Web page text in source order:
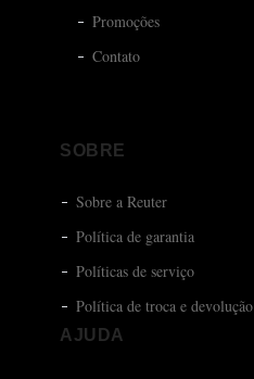
Promoções
Contato
SOBRE
Sobre a Reuter
Política de garantia
Políticas de serviço
Política de troca e devolução
AJUDA